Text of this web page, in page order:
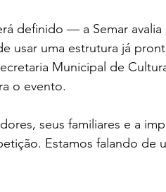
definido — a Semar avalia
usar uma estrutura já
Municipal de
o evento.
seus familiares e a
Estamos falando de